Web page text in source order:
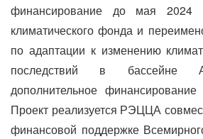
финансирование до мая 2024
климатического фонда и
по адаптации к изменению
последствий в бассейне
дополнительное
Проект реализуется РЭЦЦА
финансовой поддержке